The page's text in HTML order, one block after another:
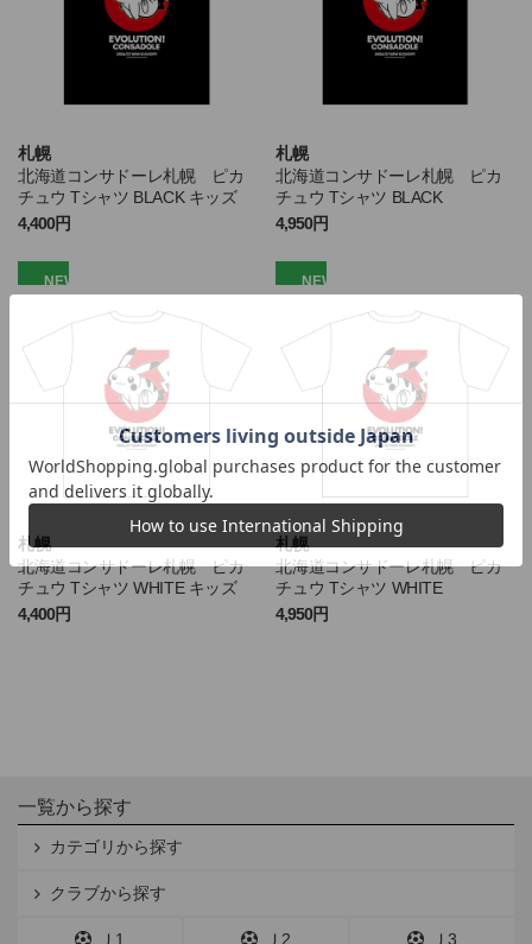
札幌
北海道コンサドーレ札幌 ピカ
チュウ Tシャツ BLACK キッズ
4,400円
札幌
北海道コンサドーレ札幌 ピカ
チュウ Tシャツ BLACK
4,950円
NEW
札幌
北海道コンサドーレ札幌 ピカ
チュウ Tシャツ WHITE キッズ
4,400円
NEW
札幌
北海道コンサドーレ札幌 ピカ
チュウ Tシャツ WHITE
4,950円
一覧から探す
カテゴリから探す
クラブから探す
Ｊ1 Ｊ2 Ｊ3